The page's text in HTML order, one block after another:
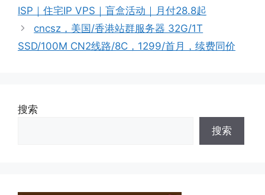
ISP｜住宅IP VPS｜盲盒活动｜月付28.8起
cncsz，美国/香港站群服务器 32G/1T
SSD/100M CN2线路/8C，1299/首月，续费同价
搜索
搜索